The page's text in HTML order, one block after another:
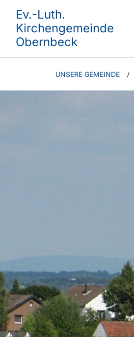
Ev.-Luth.
Kirchengemeinde
Obernbeck
UNSERE GEMEINDE /